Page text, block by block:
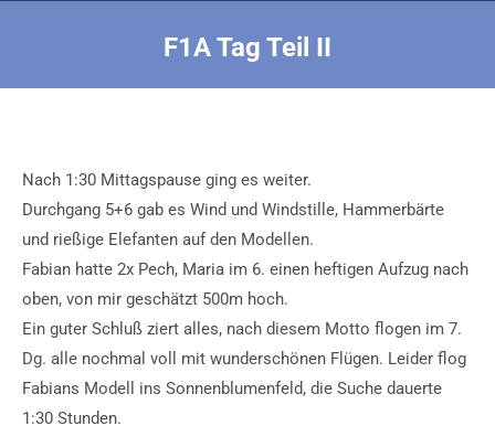
F1A Tag Teil II
Nach 1:30 Mittagspause ging es weiter.
Durchgang 5+6 gab es Wind und Windstille, Hammerbärte
und rießige Elefanten auf den Modellen.
Fabian hatte 2x Pech, Maria im 6. einen heftigen Aufzug nach
oben, von mir geschätzt 500m hoch.
Ein guter Schluß ziert alles, nach diesem Motto flogen im 7.
Dg. alle nochmal voll mit wunderschönen Flügen. Leider flog
Fabians Modell ins Sonnenblumenfeld, die Suche dauerte
1:30 Stunden.